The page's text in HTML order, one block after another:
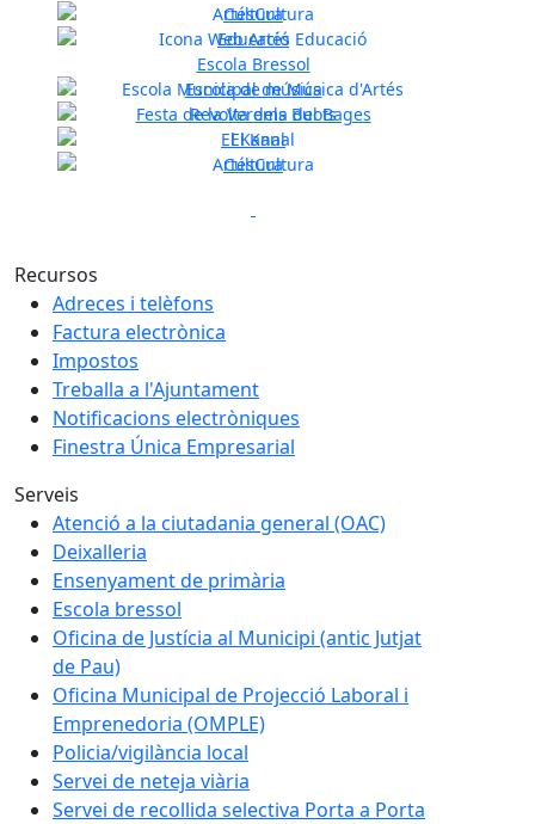
Cultura
Educació
Escola Bressol
Escola de música
Festa de la Verema del Bages
El Kanal
Previous
Cultura
Recursos
Adreces i telèfons
Factura electrònica
Impostos
Treballa a l'Ajuntament
Notificacions electròniques
Finestra Única Empresarial
Serveis
Atenció a la ciutadania general (OAC)
Deixalleria
Ensenyament de primària
Escola bressol
Oficina de Justícia al Municipi (antic Jutjat
de Pau)
Oficina Municipal de Projecció Laboral i
Emprenedoria (OMPLE)
Policia/vigilància local
Servei de neteja viària
Servei de recollida selectiva Porta a Porta